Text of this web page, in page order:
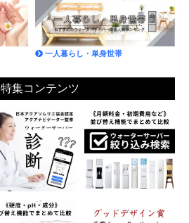
一人暮らし・単身世帯
特集コンテンツ